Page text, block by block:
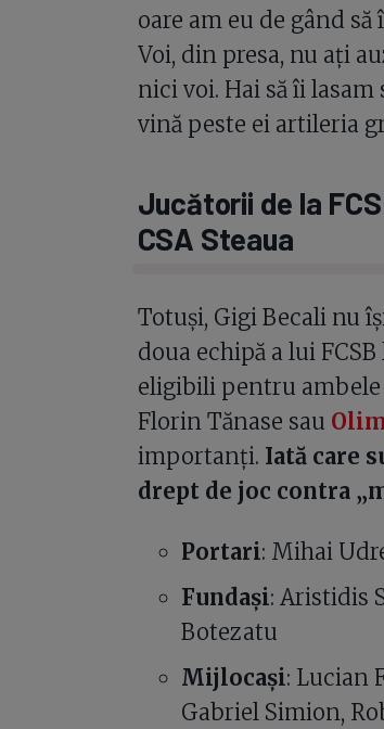
oare am eu de gând
Voi, din presa, nu ați
nici voi. Hai să îi lasam
vină peste ei artileria
Jucătorii de la
CSA Steaua
Totuși, Gigi Becali nu
doua echipă a lui
eligibili pentru ambele
Florin Tănase sau
importanți. Iată care
drept de joc contra
Portari: Mihai
Fundași: Aristidis
Botezatu
Mijlocași: Lucian
Gabriel Simion,